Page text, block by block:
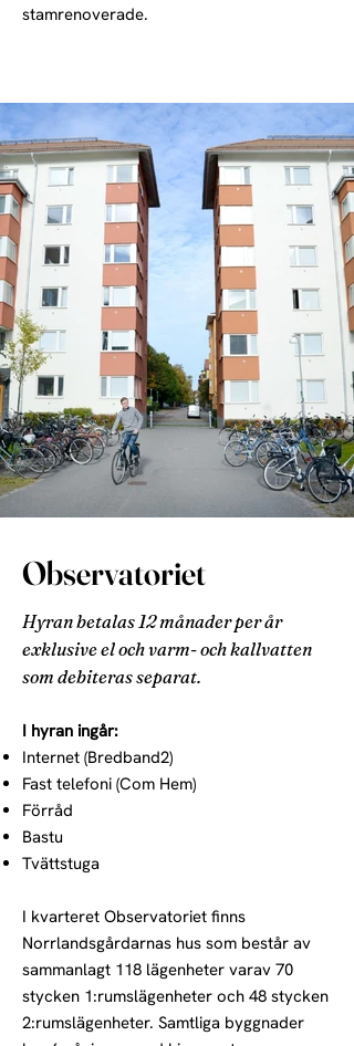
stamrenoverade.
Observatoriet
Hyran betalas 12 månader per år
exklusive el och varm- och kallvatten
som debiteras separat.
I hyran ingår:
Internet (Bredband2)
Fast telefoni (Com Hem)
Förråd
Bastu
Tvättstuga
I kvarteret Observatoriet finns
Norrlandsgårdarnas hus som består av
sammanlagt 118 lägenheter varav 70
stycken 1:rumslägenheter och 48 stycken
2:rumslägenheter. Samtliga byggnader